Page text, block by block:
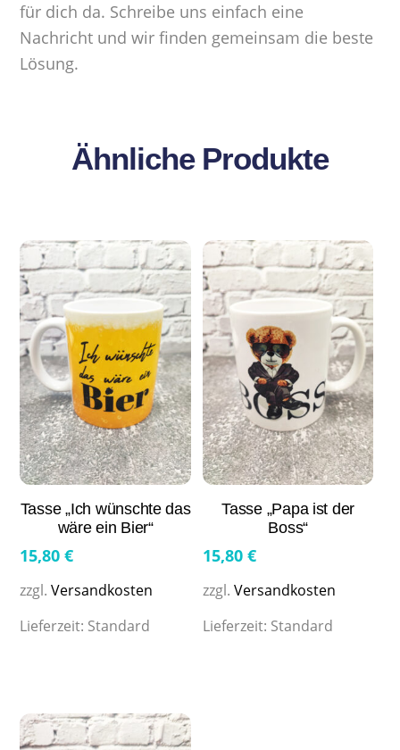
für dich da. Schreibe uns einfach eine
Nachricht und wir finden gemeinsam die beste
Lösung.
Ähnliche Produkte
Tasse „Ich wünschte das
wäre ein Bier“
15,80€
zzgl.Versandkosten
Lieferzeit: Standard
Tasse „Papa ist der
Boss“
15,80 €
zzgl. Versandkosten
Lieferzeit: Standard